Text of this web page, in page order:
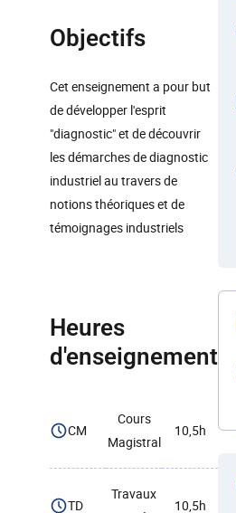
Objectifs
Cet enseignement a pour but
de développer l'esprit
"diagnostic" et de découvrir
les démarches de diagnostic
industriel au travers de
notions théoriques et de
témoignages industriels
Heures
d'enseignement
CM
Cours
Magistral
10,5h
TD
Travaux
10,5h